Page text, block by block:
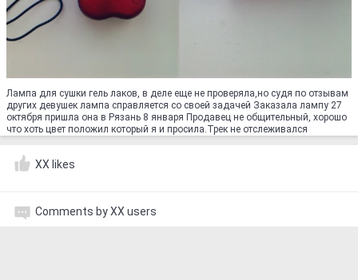
Лампа для сушки гель лаков, в деле еще не проверяла,но судя по отзывам
других девушек лампа справляется со своей задачей Заказала лампу 27
октября пришла она в Рязань 8 января Продавец не общительный, хорошо
что хоть цвет положил который я и просила.Трек не отслеживался
XX likes
Comments by XX users